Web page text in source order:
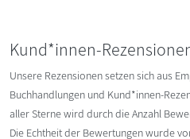
Kund*innen-
Unsere Rezensionen setzen sich aus
Buchhandlungen und Kund*innen-
aller Sterne wird durch die Anzahl
Die Echtheit der Bewertungen wurde